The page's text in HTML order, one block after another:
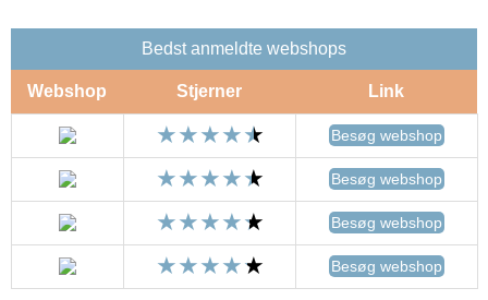
Bedst anmeldte webshops
Webshop Stjerner Link
Besøg webshop
Besøg webshop
Besøg webshop
Besøg webshop